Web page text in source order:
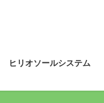
ヒリオソールシステム